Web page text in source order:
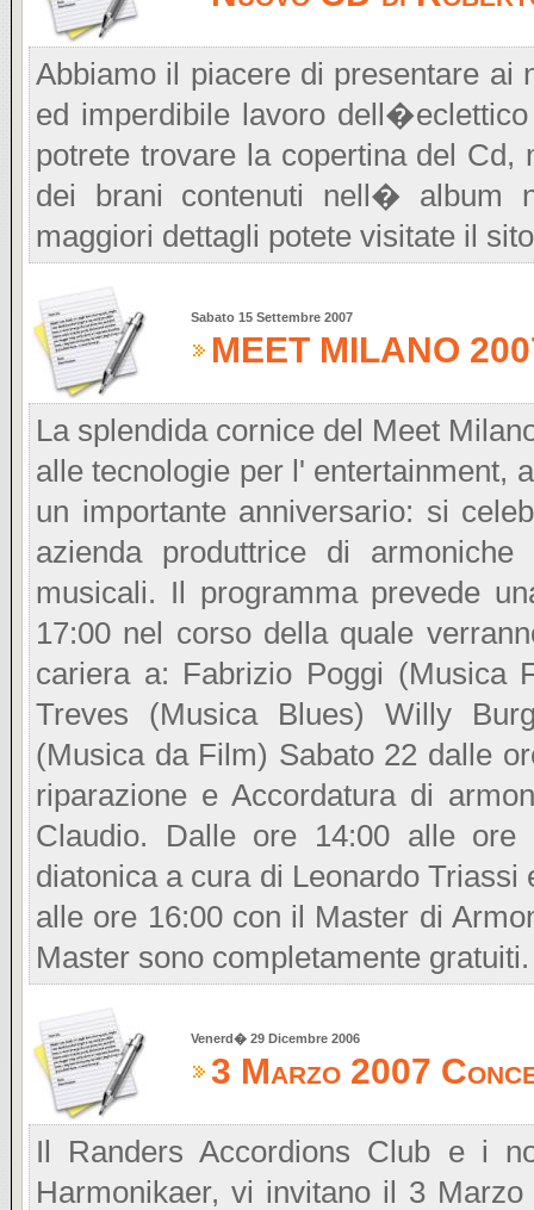
Abbiamo il piacere di presentare
ed imperdibile lavoro
potrete trovare la copertina del
dei brani contenuti nell� album
maggiori dettagli potete visitate il
Sabato 15 Settembre 2007
MEET MILANO
La splendida cornice del Meet
alle tecnologie per l'
un importante anniversario: si
azienda produttrice di
musicali. Il programma prevede
17:00 nel corso della quale
cariera a: Fabrizio Poggi (Musica
Treves (Musica Blues) Willy
(Musica da Film) Sabato 22 dalle
riparazione e Accordatura di
Claudio. Dalle ore 14:00 alle
diatonica a cura di Leonardo
alle ore 16:00 con il Master di
Master sono completamente gratuiti.
Venerd� 29 Dicembre 2006
3 Marzo 2007
Il Randers Accordions Club e i
Harmonikaer, vi invitano il 3